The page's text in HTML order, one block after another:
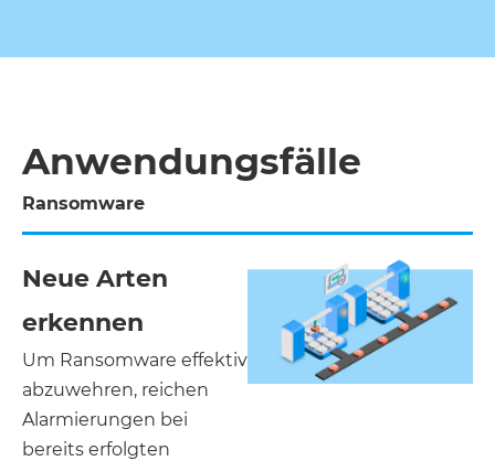
Anwendungsfälle
Ransomware
Neue Arten
erkennen
Um Ransomware effektiv
abzuwehren, reichen
Alarmierungen bei
bereits erfolgten